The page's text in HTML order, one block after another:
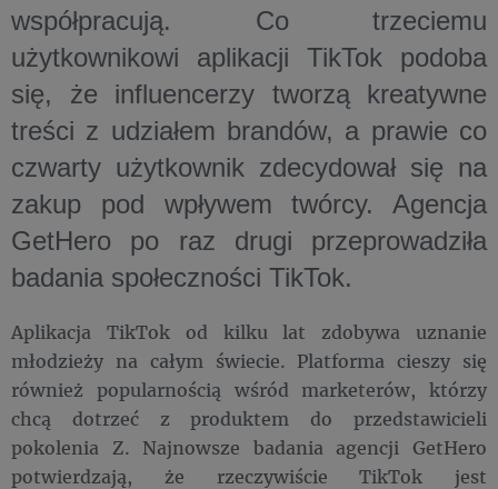
współpracują. Co trzeciemu
użytkownikowi aplikacji TikTok podoba
się, że influencerzy tworzą kreatywne
treści z udziałem brandów, a prawie co
czwarty użytkownik zdecydował się na
zakup pod wpływem twórcy. Agencja
GetHero po raz drugi przeprowadziła
badania społeczności TikTok.
Aplikacja TikTok od kilku lat zdobywa uznanie
młodzieży na całym świecie. Platforma cieszy się
również popularnością wśród marketerów, którzy
chcą dotrzeć z produktem do przedstawicieli
pokolenia Z. Najnowsze badania agencji GetHero
potwierdzają, że rzeczywiście TikTok jest